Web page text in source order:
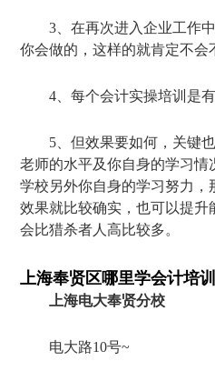
3、在再次进入企业工作
你会做的，这样的就肯定不会
4、每个会计实操培训是有
5、但效果要如何，关键
老师的水平及你自身的学习情
学校另外你自身的学习努力，
效果就比较确实，也可以提
会比猎杀者人高比较多。
上海奉贤区哪里学会计培
上海电大奉贤分校
电大路10号~